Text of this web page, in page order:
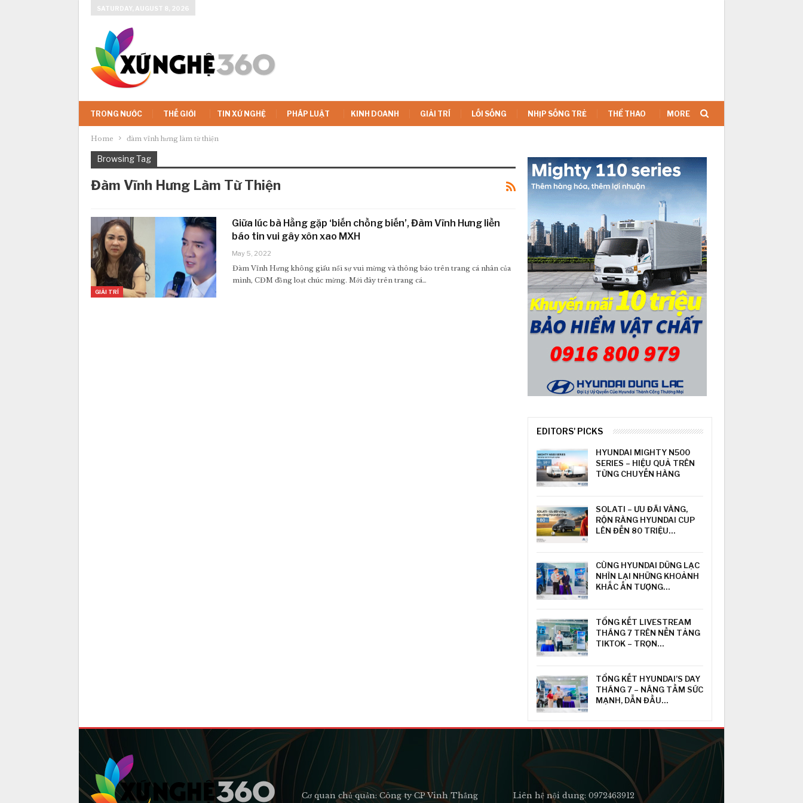
SATURDAY, AUGUST 8, 2026
TRONG NƯỚC THẾ GIỚI TIN XỨ NGHỆ PHÁP LUẬT KINH DOANH GIẢI TRÍ LỐI SỐNG NHỊP SỐNG TRẺ THỂ THAO MORE
Home đàm vĩnh hưng làm từ thiện
Browsing Tag
Đàm Vĩnh Hưng Làm Từ Thiện
GIẢI TRÍ
Giữa lúc bà Hằng gặp ‘biến chồng biến’, Đàm Vĩnh Hưng liền
báo tin vui gây xôn xao MXH
May 5, 2022
Đàm Vĩnh Hưng không giấu nổi sự vui mừng và thông báo trên trang cá nhân của
mình, CĐM đồng loạt chúc mừng. Mới đây trên trang cá…
EDITORS' PICKS
HYUNDAI MIGHTY N500
SERIES – HIỆU QUẢ TRÊN
TỪNG CHUYẾN HÀNG
SOLATI – ƯU ĐÃI VÀNG,
RỘN RÀNG HYUNDAI CUP
LÊN ĐẾN 80 TRIỆU…
CÙNG HYUNDAI DŨNG LẠC
NHÌN LẠI NHỮNG KHOẢNH
KHẮC ẤN TƯỢNG…
TỔNG KẾT LIVESTREAM
THÁNG 7 TRÊN NỀN TẢNG
TIKTOK – TRỌN…
TỔNG KẾT HYUNDAI’S DAY
THÁNG 7 – NÂNG TẦM SỨC
MẠNH, DẪN ĐẦU…
Cơ quan chủ quản: Công ty CP Vinh Thắng Liên hệ nội dung: 0972463912